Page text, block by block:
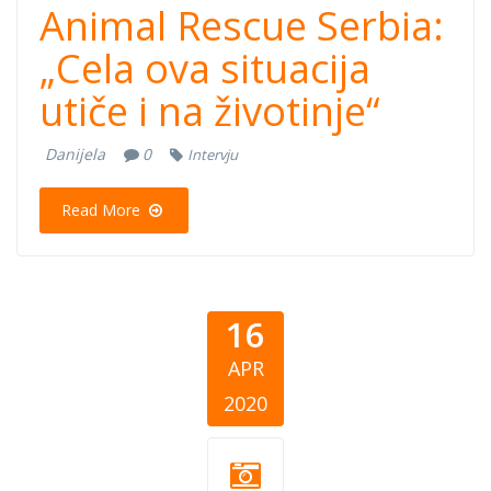
Animal Rescue Serbia:
„Cela ova situacija
utiče i na životinje“
Danijela 0 Intervju
Read More
16
APR
2020